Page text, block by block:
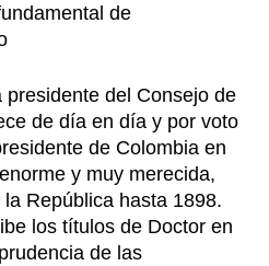
de
del Consejo de
de día en día y por voto
de Colombia en
y muy merecida,
República hasta 1898.
los títulos de Doctor en
de las